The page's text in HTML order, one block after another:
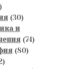
3030
и
7474
8080
12